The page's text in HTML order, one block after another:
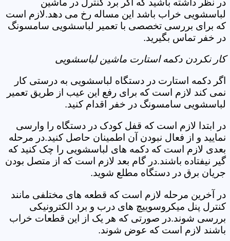
در نظر داشته باشید که اگر برد کنترل در ماشین
لباسشویی خراب باشد این مساله رخ می دهد.لازم است
که برای بررسی تخصصی با تعمیر لباسشویی سامسونگ
در خفر تماس بگیرید.
کار نکردن دکمه استارت ماشین لباسشویی
اگر دکمه استارت در دستگاه لباسشویی به درستی کار
نمی کند لازم است که برای رفع این عیب از طریق تعمیر
لباسشویی سامسونگ در خفر اقدام کنید.
در ابتدا لازم است که قفل کودک در دستگاه را وارسی
نمایید و از فعال نبودن آن اطمینان حاصل کنید.در مرحله
بعدی لازم است که دکمه های لباسشویی را چک کنید که
گیر نیفتاده باشند.در گام بعد لازم است که از متصل بودن
جریان برق در دستگاه مطلع شوید.
در آخرین مرحله لازم است که قطعه های مختلفی مانند
کنترل پنل میکروسوییچ های درب و برد الکترونیکی
بررسی شوند.در صورتی که هر یک از این قطعات خراب
باشند لازم است که عوض شوند.